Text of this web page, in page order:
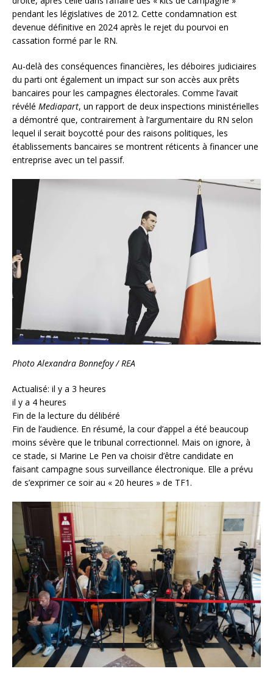
pendant les législatives de 2012. Cette condamnation est
devenue définitive en 2024 après le rejet du pourvoi en
cassation formé par le RN.
Au-delà des conséquences financières, les déboires judiciaires
du parti ont également un impact sur son accès aux prêts
bancaires pour les campagnes électorales. Comme l’avait
révélé Mediapart, un rapport de deux inspections ministérielles
a démontré que, contrairement à l’argumentaire du RN selon
lequel il serait boycotté pour des raisons politiques, les
établissements bancaires se montrent réticents à financer une
entreprise avec un tel passif.
Photo Alexandra Bonnefoy / REA
Actualisé: il y a 3 heures
il y a 4 heures
Fin de la lecture du délibéré
Fin de l’audience. En résumé, la cour d’appel a été beaucoup
moins sévère que le tribunal correctionnel. Mais on ignore, à
ce stade, si Marine Le Pen va choisir d’être candidate en
faisant campagne sous surveillance électronique. Elle a prévu
de s’exprimer ce soir au « 20 heures » de TF1.